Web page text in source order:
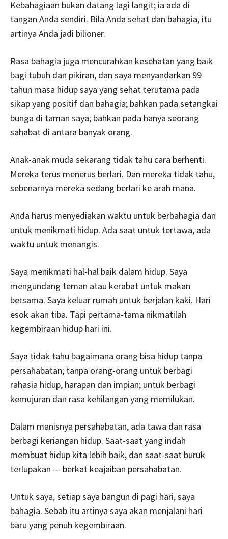
Kebahagiaan bukan datang lagi langit; ia ada di
tangan Anda sendiri. Bila Anda sehat dan bahagia, itu
artinya Anda jadi bilioner.
Rasa bahagia juga mencurahkan kesehatan yang baik
bagi tubuh dan pikiran, dan saya menyandarkan 99
tahun masa hidup saya yang sehat terutama pada
sikap yang positif dan bahagia; bahkan pada setangkai
bunga di taman saya; bahkan pada hanya seorang
sahabat di antara banyak orang.
Anak-anak muda sekarang tidak tahu cara berhenti.
Mereka terus menerus berlari. Dan mereka tidak tahu,
sebenarnya mereka sedang berlari ke arah mana.
Anda harus menyediakan waktu untuk berbahagia dan
untuk menikmati hidup. Ada saat untuk tertawa, ada
waktu untuk menangis.
Saya menikmati hal-hal baik dalam hidup. Saya
mengundang teman atau kerabat untuk makan
bersama. Saya keluar rumah untuk berjalan kaki. Hari
esok akan tiba. Tapi pertama-tama nikmatilah
kegembiraan hidup hari ini.
Saya tidak tahu bagaimana orang bisa hidup tanpa
persahabatan; tanpa orang-orang untuk berbagi
rahasia hidup, harapan dan impian; untuk berbagi
kemujuran dan rasa kehilangan yang memilukan.
Dalam manisnya persahabatan, ada tawa dan rasa
berbagi keriangan hidup. Saat-saat yang indah
membuat hidup kita lebih baik, dan saat-saat buruk
terlupakan — berkat keajaiban persahabatan.
Untuk saya, setiap saya bangun di pagi hari, saya
bahagia. Sebab itu artinya saya akan menjalani hari
baru yang penuh kegembiraan.